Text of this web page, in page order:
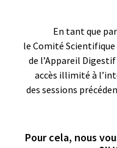
En tant que
le Comité Scientifique
de l’Appareil
accès illimité à
des sessions
Pour cela, nous